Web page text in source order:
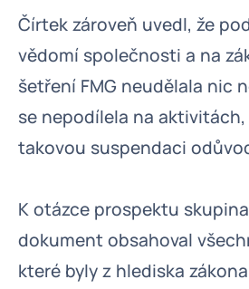
Čírtek zároveň uvedl, že
vědomí společnosti a na
šetření FMG neudělala nic
se nepodílela na
takovou suspendaci
K otázce prospektu
dokument obsahoval
které byly z hlediska